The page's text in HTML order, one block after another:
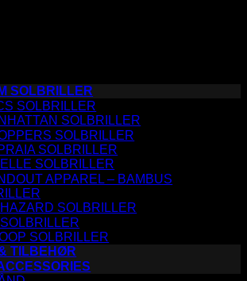
SOLBRILLER
SOLBRILLER
SOLBRILLER
SOLBRILLER
SOLBRILLER
SOLBRILLER
APPAREL – BAMBUS
SOLBRILLER
SOLBRILLER
TILBEHØR